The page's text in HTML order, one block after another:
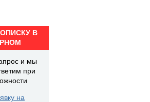
В
и мы
при
на